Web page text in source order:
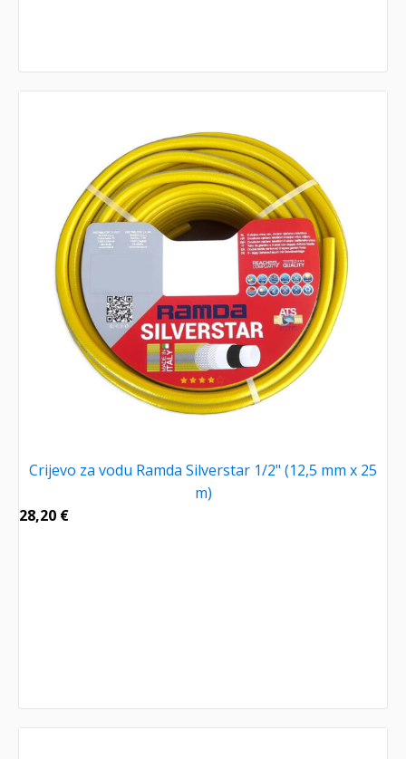
Crijevo za vodu Ramda Silverstar 1/2" (12,5 mm x 25
m)
28,20 €